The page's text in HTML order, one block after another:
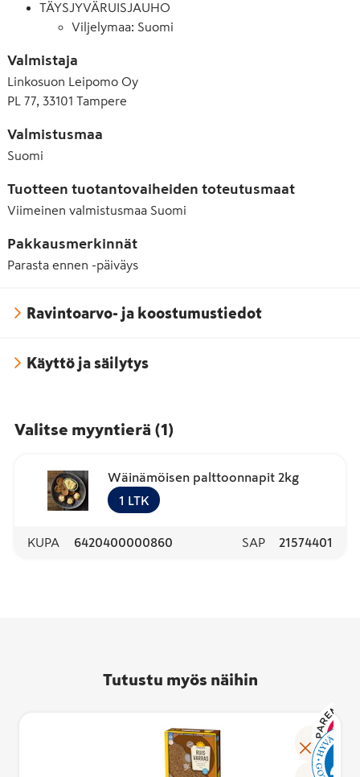
TÄYSJYVÄRUISJAUHO
Viljelymaa: Suomi
Valmistaja
Linkosuon Leipomo Oy
PL 77, 33101 Tampere
Valmistusmaa
Suomi
Tuotteen tuotantovaiheiden toteutusmaat
Viimeinen valmistusmaa Suomi
Pakkausmerkinnät
Parasta ennen -päiväys
Ravintoarvo- ja koostumustiedot
Käyttö ja säilytys
Valitse myyntierä (1 )
Wäinämöisen palttoonnapit 2kg
1 LTK
KUPA 6420400000860 SAP 21574401
Tutustu myös näihin